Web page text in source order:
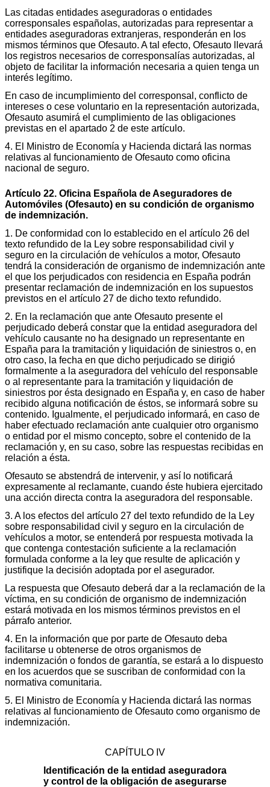
Las citadas entidades aseguradoras o entidades
corresponsales españolas, autorizadas para representar a
entidades aseguradoras extranjeras, responderán en los
mismos términos que Ofesauto. A tal efecto, Ofesauto llevará
los registros necesarios de corresponsalías autorizadas, al
objeto de facilitar la información necesaria a quien tenga un
interés legítimo.
En caso de incumplimiento del corresponsal, conflicto de
intereses o cese voluntario en la representación autorizada,
Ofesauto asumirá el cumplimiento de las obligaciones
previstas en el apartado 2 de este artículo.
4. El Ministro de Economía y Hacienda dictará las normas
relativas al funcionamiento de Ofesauto como oficina
nacional de seguro.
Artículo 22. Oficina Española de Aseguradores de
Automóviles (Ofesauto) en su condición de organismo
de indemnización.
1. De conformidad con lo establecido en el artículo 26 del
texto refundido de la Ley sobre responsabilidad civil y
seguro en la circulación de vehículos a motor, Ofesauto
tendrá la consideración de organismo de indemnización ante
el que los perjudicados con residencia en España podrán
presentar reclamación de indemnización en los supuestos
previstos en el artículo 27 de dicho texto refundido.
2. En la reclamación que ante Ofesauto presente el
perjudicado deberá constar que la entidad aseguradora del
vehículo causante no ha designado un representante en
España para la tramitación y liquidación de siniestros o, en
otro caso, la fecha en que dicho perjudicado se dirigió
formalmente a la aseguradora del vehículo del responsable
o al representante para la tramitación y liquidación de
siniestros por ésta designado en España y, en caso de haber
recibido alguna notificación de éstos, se informará sobre su
contenido. Igualmente, el perjudicado informará, en caso de
haber efectuado reclamación ante cualquier otro organismo
o entidad por el mismo concepto, sobre el contenido de la
reclamación y, en su caso, sobre las respuestas recibidas en
relación a ésta.
Ofesauto se abstendrá de intervenir, y así lo notificará
expresamente al reclamante, cuando éste hubiera ejercitado
una acción directa contra la aseguradora del responsable.
3. A los efectos del artículo 27 del texto refundido de la Ley
sobre responsabilidad civil y seguro en la circulación de
vehículos a motor, se entenderá por respuesta motivada la
que contenga contestación suficiente a la reclamación
formulada conforme a la ley que resulte de aplicación y
justifique la decisión adoptada por el asegurador.
La respuesta que Ofesauto deberá dar a la reclamación de la
víctima, en su condición de organismo de indemnización
estará motivada en los mismos términos previstos en el
párrafo anterior.
4. En la información que por parte de Ofesauto deba
facilitarse u obtenerse de otros organismos de
indemnización o fondos de garantía, se estará a lo dispuesto
en los acuerdos que se suscriban de conformidad con la
normativa comunitaria.
5. El Ministro de Economía y Hacienda dictará las normas
relativas al funcionamiento de Ofesauto como organismo de
indemnización.
CAPÍTULO IV
Identificación de la entidad aseguradora
y control de la obligación de asegurarse